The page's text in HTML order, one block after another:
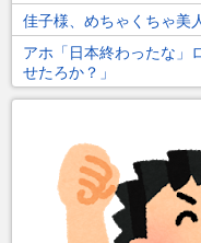
佳子様、めちゃくちゃ美
アホ「日本終わったな」
せたろか？」